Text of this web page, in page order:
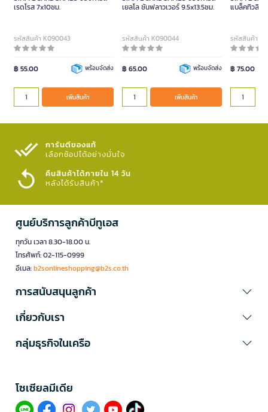
เรดโรส 7x10ซม.
รหัสสินค้า K090043
฿ 55.00 พร้อมจัดส่ง
เพิ่มสินค้า
เยลโล ซันฟลาวเวอร์ 9.5x13.5ซม.
รหัสสินค้า K090044
฿ 65.00 พร้อมจัดส่ง
เพิ่มสินค้า
แบล็คทิวลิป
รหัสสินค้า
฿ 75.00
การันตีของแท้
เลือกช้อปได้อย่างมั่นใจ​
คืนสินค้าได้ภายใน 14 วัน
หลังได้รับสินค้า*
ศูนย์บริการลูกค้าบีทูเอส
ทุกวัน เวลา 8.30-18.00 น.
โทรศัพท์: 02-115-0999
อีเมล:b2sonlineshopping@b2s.co.th
การสนับสนุนลูกค้า
เกี่ยวกับเรา
กลุ่มธุรกิจในเครือ
โซเซียลมีเดีย​